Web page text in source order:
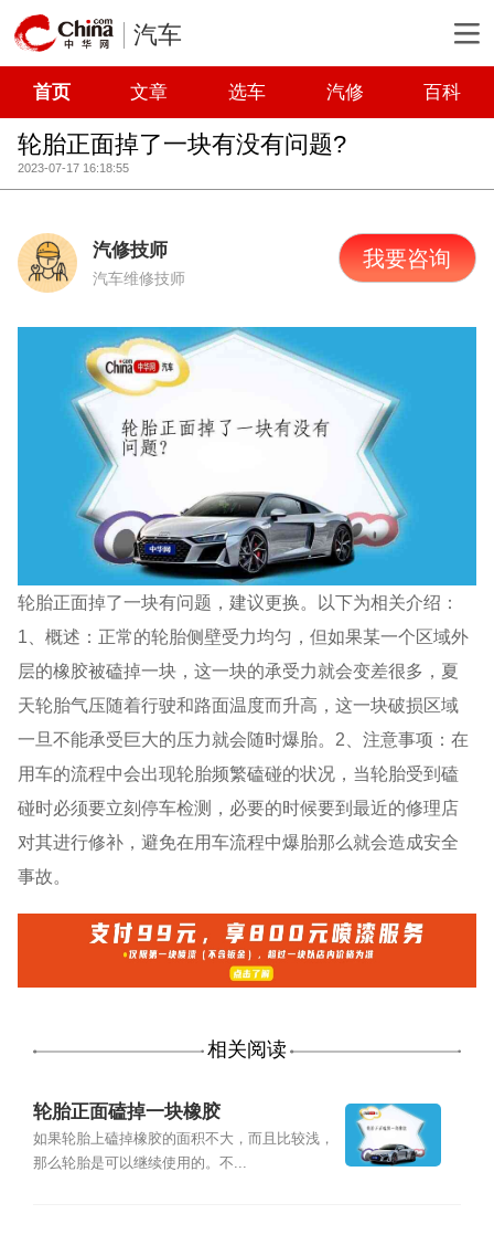
汽车
首页 文章 选车 汽修 百科
轮胎正面掉了一块有没有问题?
2023-07-17 16:18:55
汽修技师
汽车维修技师
我要咨询
轮胎正面掉了一块有问题，建议更换。以下为相关介绍：
1、概述：正常的轮胎侧壁受力均匀，但如果某一个区域外
层的橡胶被磕掉一块，这一块的承受力就会变差很多，夏
天轮胎气压随着行驶和路面温度而升高，这一块破损区域
一旦不能承受巨大的压力就会随时爆胎。2、注意事项：在
用车的流程中会出现轮胎频繁磕碰的状况，当轮胎受到磕
碰时必须要立刻停车检测，必要的时候要到最近的修理店
对其进行修补，避免在用车流程中爆胎那么就会造成安全
事故。
相关阅读
轮胎正面磕掉一块橡胶
如果轮胎上磕掉橡胶的面积不大，而且比较浅，
那么轮胎是可以继续使用的。不...